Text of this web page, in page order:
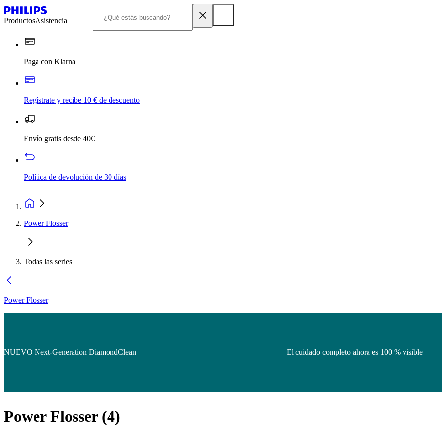
ProductosAsistencia
Paga con Klarna
Regístrate y recibe 10 € de descuento
Envío gratis desde 40€
Política de devolución de 30 días
Power Flosser
Todas las series
Power Flosser
NUEVO Next-Generation DiamondClean El cuidado completo ahora es 100 % visible
Power Flosser(4)